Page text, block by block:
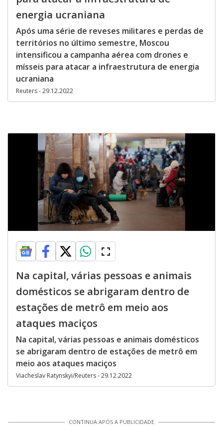
energia ucraniana
Após uma série de reveses militares e perdas de
territórios no último semestre, Moscou
intensificou a campanha aérea com drones e
mísseis para atacar a infraestrutura de energia
ucraniana
Reuters - 29.12.2022
Na capital, várias pessoas e animais
domésticos se abrigaram dentro de
estações de metrô em meio aos
ataques maciços
Na capital, várias pessoas e animais domésticos
se abrigaram dentro de estações de metrô em
meio aos ataques maciços
Viacheslav Ratynskyi/Reuters - 29.12.2022
CONTINUA APÓS A PUBLICIDADE